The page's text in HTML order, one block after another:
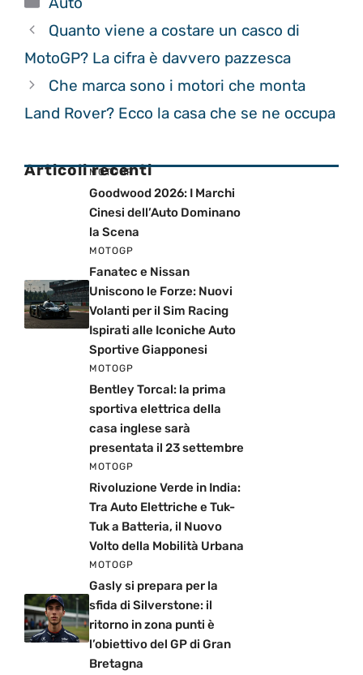
Quanto viene a costare un casco di
MotoGP? La cifra è davvero pazzesca
Che marca sono i motori che monta
Land Rover? Ecco la casa che se ne occupa
Articoli recenti
MOTOGP
Goodwood 2026: I Marchi
Cinesi dell’Auto Dominano
la Scena
MOTOGP
Fanatec e Nissan
Uniscono le Forze: Nuovi
Volanti per il Sim Racing
Ispirati alle Iconiche Auto
Sportive Giapponesi
MOTOGP
Bentley Torcal: la prima
sportiva elettrica della
casa inglese sarà
presentata il 23 settembre
MOTOGP
Rivoluzione Verde in India:
Tra Auto Elettriche e Tuk-
Tuk a Batteria, il Nuovo
Volto della Mobilità Urbana
MOTOGP
Gasly si prepara per la
sfida di Silverstone: il
ritorno in zona punti è
l’obiettivo del GP di Gran
Bretagna